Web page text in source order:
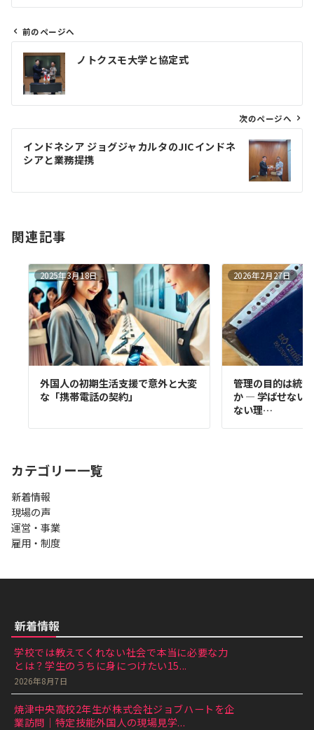
ビ
ン
前のページへ
ノトクスモ大学と協定式
次のページへ
インドネシア ジョグジャカルタのJICインドネ
シアと業務提携
関連記事
2025年3月18日
外国人の初期生活支援で意外と大変
な「携帯電話の契約」
2026年2月27日
管理の目的は統
か ― 学ばせない
ない理…
カテゴリー一覧
新着情報
現場の声
運営・事業
雇用・制度
新着情報
学校では教えてくれない社会で本当に必要な力
とは？学生のうちに身につけたい15...
2026年8月7日
焼津中央高校2年生が株式会社ジョブハートを企
業訪問｜特定技能外国人の現場見学...